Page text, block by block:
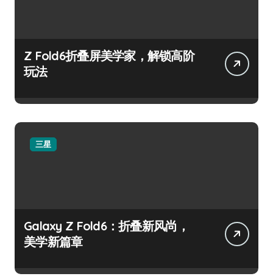
Z Fold6折叠屏美学家，解锁高阶
玩法
三星
Galaxy Z Fold6：折叠新风尚，
美学新篇章